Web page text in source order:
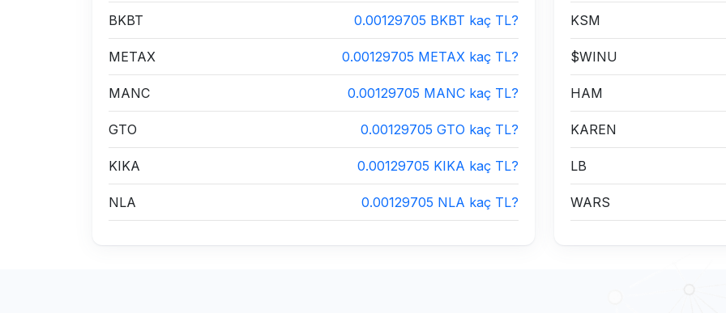
BKBT 0.00129705 BKBT kaç TL?
METAX 0.00129705 METAX kaç TL?
MANC 0.00129705 MANC kaç TL?
GTO 0.00129705 GTO kaç TL?
KIKA 0.00129705 KIKA kaç TL?
NLA 0.00129705 NLA kaç TL?
KSM
$WINU
HAM
KAREN
LB
WARS